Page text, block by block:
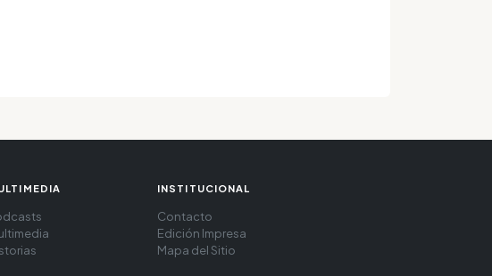
INSTITUCIONAL
Contacto
Edición Impresa
Mapa del Sitio